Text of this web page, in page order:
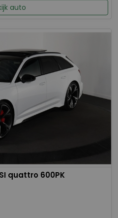
auto
quattro 600PK